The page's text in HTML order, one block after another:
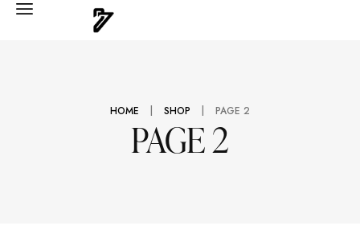
PAGE 2
HOME | SHOP | PAGE 2